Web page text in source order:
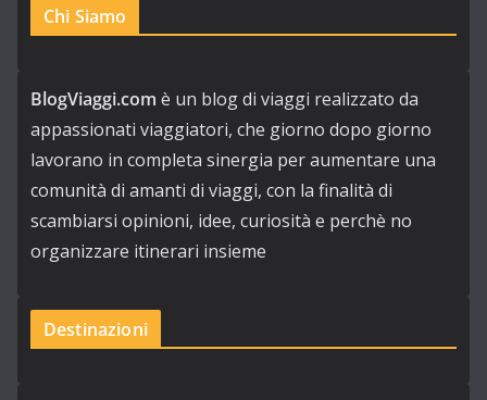
Chi Siamo
BlogViaggi.com è un blog di viaggi realizzato da
appassionati viaggiatori, che giorno dopo giorno
lavorano in completa sinergia per aumentare una
comunità di amanti di viaggi, con la finalità di
scambiarsi opinioni, idee, curiosità e perchè no
organizzare itinerari insieme
Destinazioni